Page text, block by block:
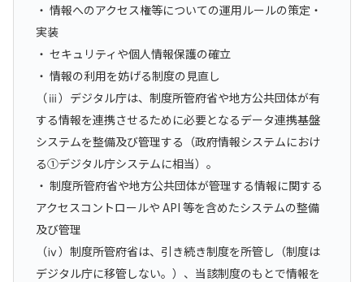
・ 情報へのアクセス権等についての運用ルールの策定・
実装
・ セキュリティや個人情報保護の確立
・ 情報の利用を妨げる制度の見直し
（ⅲ）デジタル庁は、制度所管府省や地方公共団体が有
する情報を連携させるために必要となるデータ連携基盤
システムを整備及び管理する（政府情報システムにおけ
る①デジタル庁システムに相当）。
・ 制度所管府省や地方公共団体が管理する情報に関する
アクセスコントロールや API 等を含めたシステムの整備
及び管理
（ⅳ）制度所管府省は、引き続き制度を所管し（制度は
デジタル庁に移管しない。）、当該制度のもとで情報を